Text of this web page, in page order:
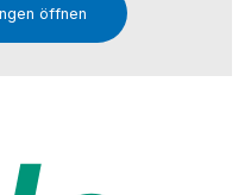
öffnen